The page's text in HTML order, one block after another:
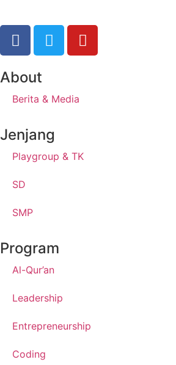
About
Berita & Media
Jenjang
Playgroup & TK
SD
SMP
Program
Al-Qur’an
Leadership
Entrepreneurship
Coding